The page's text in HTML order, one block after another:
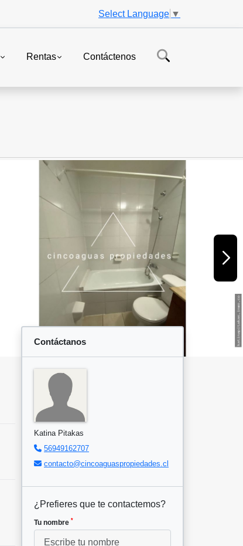
Select Language ▼
Rentas Contáctenos
Contáctanos
Katina Pitakas
56949162707
contacto@cincoaguaspropiedades.cl
¿Prefieres que te contactemos?
Tu nombre *